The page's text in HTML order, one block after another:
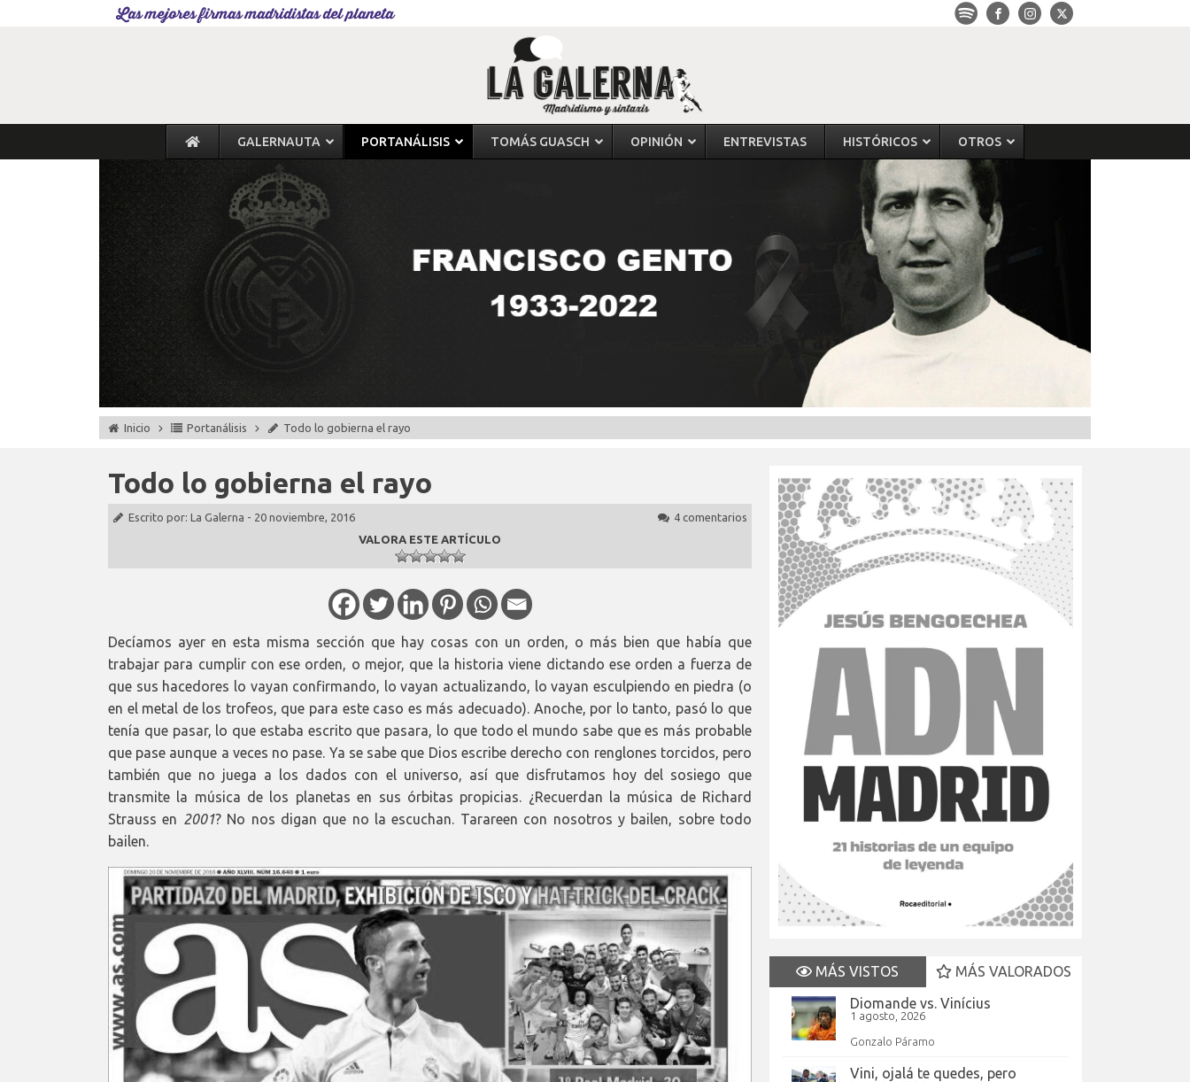
Las mejores firmas madridistas del planeta
GALERNAUTA PORTANÁLISIS TOMÁS GUASCH OPINIÓN ENTREVISTAS HISTÓRICOS OTROS
Inicio Portanálisis Todo lo gobierna el rayo
Todo lo gobierna el rayo
Escrito por: La Galerna - 20 noviembre, 2016
4 comentarios
VALORA ESTE ARTÍCULO
Decíamos ayer en esta misma sección que hay cosas con un orden, o más bien que había que
trabajar para cumplir con ese orden, o mejor, que la historia viene dictando ese orden a fuerza de
que sus hacedores lo vayan confirmando, lo vayan actualizando, lo vayan esculpiendo en piedra (o
en el metal de los trofeos, que para este caso es más adecuado). Anoche, por lo tanto, pasó lo que
tenía que pasar, lo que estaba escrito que pasara, lo que todo el mundo sabe que es más probable
que pase aunque a veces no pase. Ya se sabe que Dios escribe derecho con renglones torcidos, pero
también que no juega a los dados con el universo, así que disfrutamos hoy del sosiego que
transmite la música de los planetas en sus órbitas propicias. ¿Recuerdan la música de Richard
Strauss en 2001? No nos digan que no la escuchan. Tarareen con nosotros y bailen, sobre todo
bailen.
MÁS VISTOS
MÁS VALORADOS
Diomande vs. Vinícius
1 agosto, 2026
Gonzalo Páramo
Vini, ojalá te quedes, pero